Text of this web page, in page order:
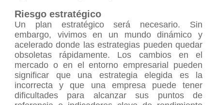
Riesgo estratégico
Un plan estratégico será necesario. Sin
embargo, vivimos en un mundo dinámico y
acelerado donde las estrategias pueden quedar
obsoletas rápidamente. Los cambios en el
mercado o en el entorno empresarial pueden
significar que una estrategia elegida es la
incorrecta y que una empresa puede tener
dificultades para alcanzar sus puntos de